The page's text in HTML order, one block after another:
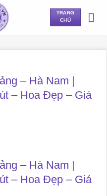
TRANG
CHỦ
– Hà Nam |
– Hoa Đẹp – Giá
– Hà Nam |
– Hoa Đẹp – Giá